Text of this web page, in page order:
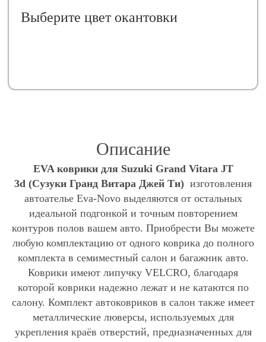
Выберите цвет окантовки
Описание
EVA коврики для Suzuki Grand Vitara JT
3d (Сузуки Гранд Витара Джей Ти) изготовления
автоателье Eva-Novo выделяются от остальных
идеальной подгонкой и точным повторением
контуров полов вашем авто. Приобрести Вы можете
любую комплектацию от одного коврика до полного
комплекта в семиместный салон и багажник авто.
Коврики имеют липучку VELCRO, благодаря
которой коврики надежно лежат и не катаются по
салону. Комплект автоковриков в салон также имеет
металлические люверсы, используемых для
укрепления краёв отверстий, предназначенных для